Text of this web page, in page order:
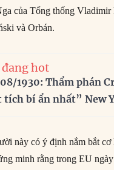
của Tổng thống Vladimir
và Orbán.
đang hot
1930: Thẩm phán
tích bí ẩn nhất” New
này có ý định nắm bắt
minh rằng trong EU